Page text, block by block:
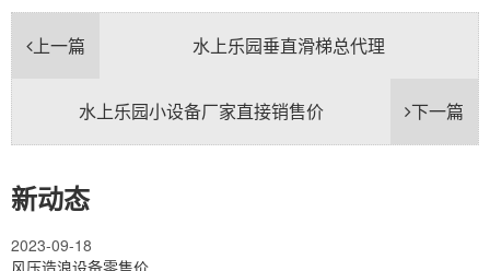
上一篇 水上乐园垂直滑梯总代理
下一篇
水上乐园小设备厂家直接销售价
新动态
2023-09-18
风压造浪设备零售价